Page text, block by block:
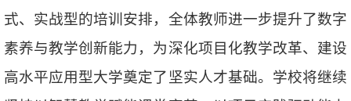
式、实战型的培训安排，全体教师进一步提升了数字
素养与教学创新能力，为深化项目化教学改革、建设
高水平应用型大学奠定了坚实人才基础。学校将继续